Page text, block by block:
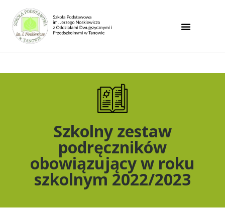
Uwaga:
strona
internetowa
zawiera
Szkolny zestaw
podręczników
obowiązujący w roku
szkolnym 2022/2023